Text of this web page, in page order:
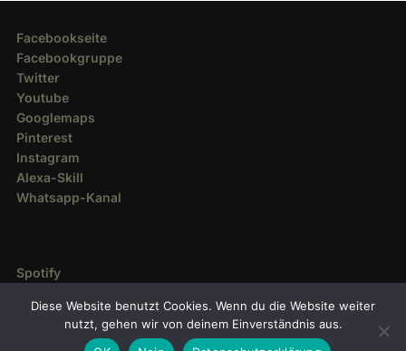
Facebookseite
Facebookgruppe
Twitter
Youtube
Googlemaps
Pinterest
Instagram
Alexa-Skill
Whatsapp-Kanal
Spotify
Amazon Music
Diese Website benutzt Cookies. Wenn du die Website weiter
nutzt, gehen wir von deinem Einverständnis aus.